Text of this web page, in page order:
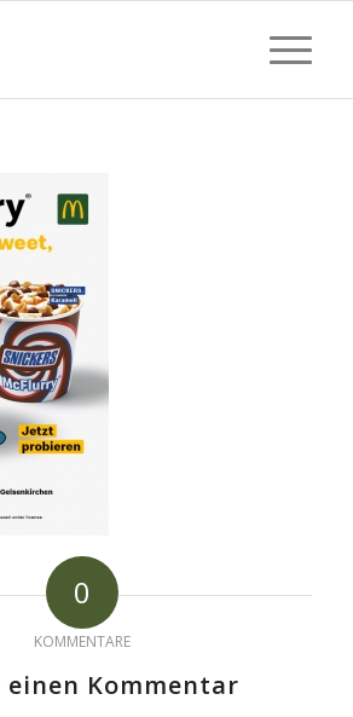
0
KOMMENTARE
Kommentar